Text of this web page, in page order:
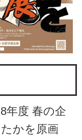
年度 春の企
かを原画